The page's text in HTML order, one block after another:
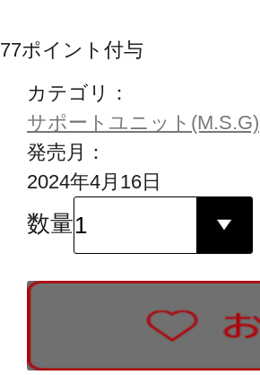
77ポイント付与
カテゴリ：
サポートユニット(M.S.G)
発売月：
2024年4月16日
数量